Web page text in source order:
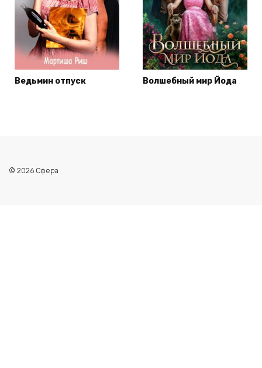
Ведьмин отпуск Волшебный мир Йода
© 2026 Сфера